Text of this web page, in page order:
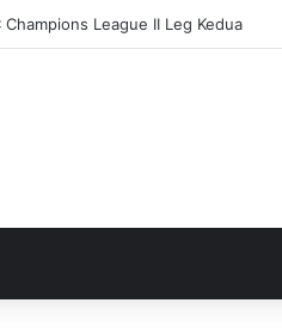
League II Leg Kedua